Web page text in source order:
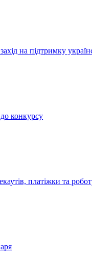
на підтримку
конкурсу
платіжки та